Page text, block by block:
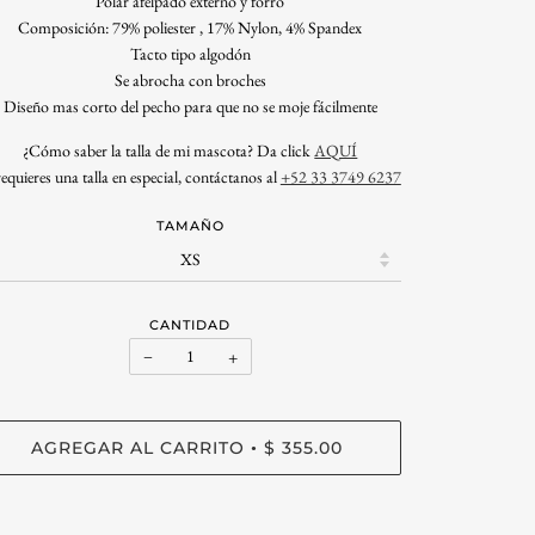
Composición: 79% poliester , 17% Nylon, 4% Spandex
Tacto tipo algodón
Se abrocha con broches
Diseño mas corto del pecho para que no se moje fácilmente
¿Cómo saber la talla de mi mascota? Da clickAQUÍ
una talla en especial, contáctanos al+52 33 3749 6237
TAMAÑO
CANTIDAD
− +
AGREGAR AL CARRITO • $ 355.00